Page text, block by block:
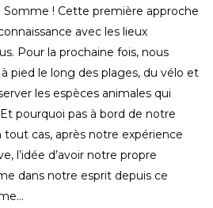
Somme ! Cette première approche
avec les lieux
Pour la prochaine fois, nous
pied le long des plages, du vélo et
les espèces animales qui
pourquoi pas à bord de notre
cas, après notre expérience
l’idée d’avoir notre propre
dans notre esprit depuis ce